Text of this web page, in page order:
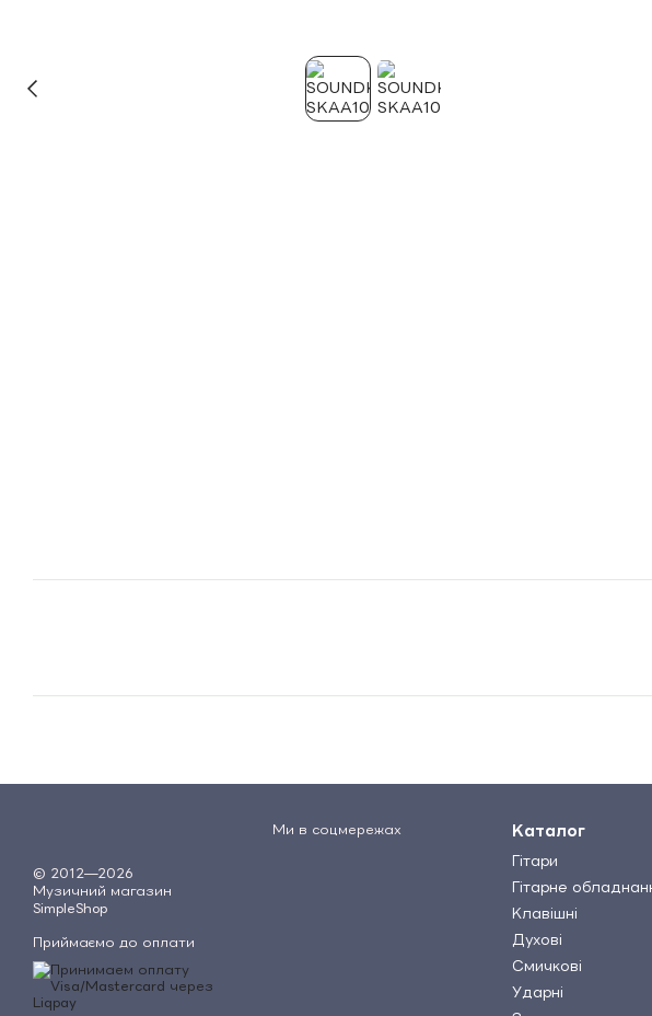
© 2012—2026
Музичний магазин
SimpleShop
Приймаємо до оплати
Ми в соцмережах Каталог
Гітари
Гітарне
Клавішні
Духові
Смичкові
Ударні